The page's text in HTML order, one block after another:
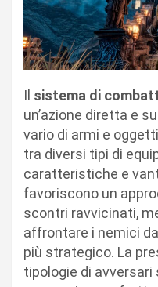
Il sistema di
un’azione diretta e
vario di armi e
tra diversi tipi di
caratteristiche e
favoriscono un
scontri ravvicinati,
affrontare i nemici
più strategico. La
tipologie di